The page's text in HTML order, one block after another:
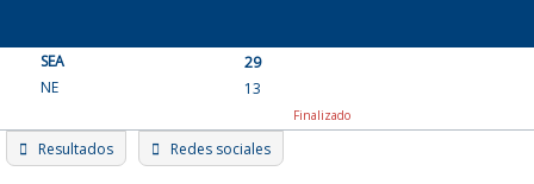
content
SEA
29
NE
13
Finalizado
Resultados Redes sociales